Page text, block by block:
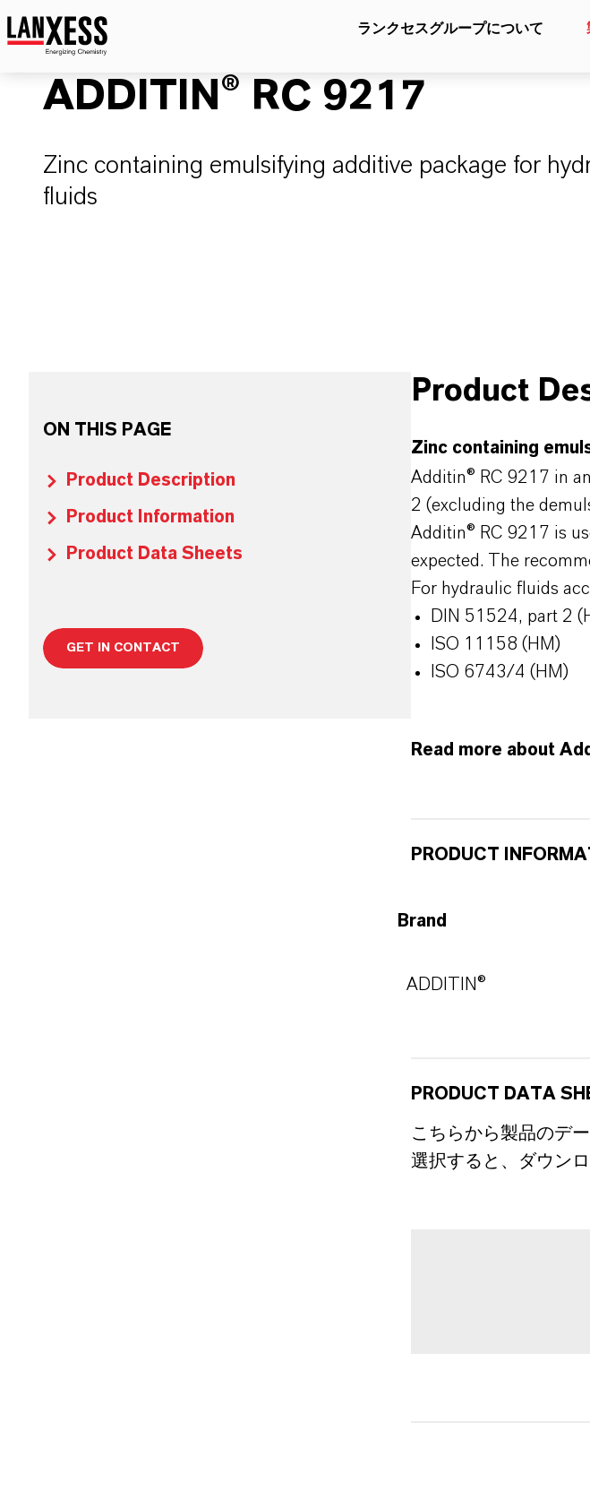
ランクセスグループについて
ADDITIN® RC 9217
Zinc containing emulsifying additive package for
fluids
ON THIS PAGE
Product Description
Product Information
Product Data Sheets
GET IN CONTACT
Product
Zinc containing
Additin® RC 9217 in
2 (excluding the
Additin® RC 9217 is
expected. The
For hydraulic fluids
DIN 51524, part 2
ISO 11158 (HM)
ISO 6743/4 (HM)
Read more about
PRODUCT
Brand
ADDITIN®
PRODUCT DATA
こちらから製品のデ
選択すると、ダウン